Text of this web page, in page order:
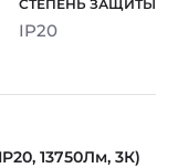
IP20
13750Лм, 3К)